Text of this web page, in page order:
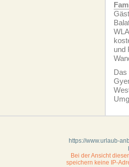
und
Das
https://www.urlaub-
Bei der Ansicht
speichern keine IP-